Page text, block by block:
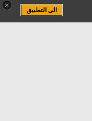
×
الى التطبيق